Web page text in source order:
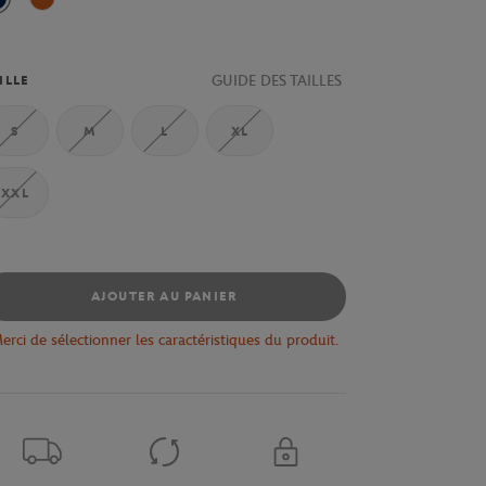
Terre Battue
GUIDE DES TAILLES
S M L XL
XXL
AJOUTER AU PANIER
de sélectionner les caractéristiques du produit.